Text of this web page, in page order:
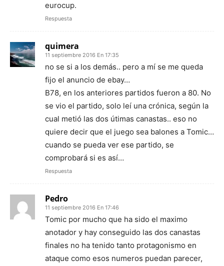
eurocup.
Respuesta
quimera
11 septiembre 2016 En 17:35
no se si a los demás.. pero a mí se me queda
fijo el anuncio de ebay…
B78, en los anteriores partidos fueron a 80. No
se vio el partido, solo leí una crónica, según la
cual metió las dos útimas canastas.. eso no
quiere decir que el juego sea balones a Tomic…
cuando se pueda ver ese partido, se
comprobará si es así…
Respuesta
Pedro
11 septiembre 2016 En 17:46
Tomic por mucho que ha sido el maximo
anotador y hay conseguido las dos canastas
finales no ha tenido tanto protagonismo en
ataque como esos numeros puedan parecer,